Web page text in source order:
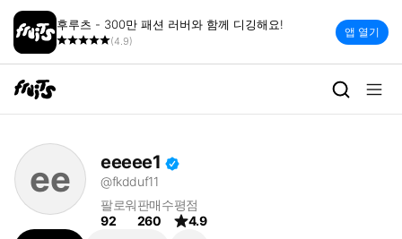
후루츠 - 300만 패션 러버와 함께 디깅해요!
(4.9)
앱 열기
eeeee1 | 빈티지 세컨핸드 패션
ee eeeee1
@fkdduf11
팔로워
92
판매수
260
평점
4.9